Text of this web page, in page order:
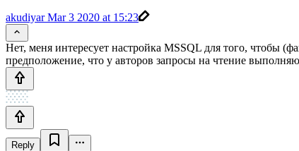
akudiyarMar 3 2020 at 15:23
Нет, меня интересует настройка MSSQL для того, чтобы
предположение, что у авторов запросы на чтение
Reply